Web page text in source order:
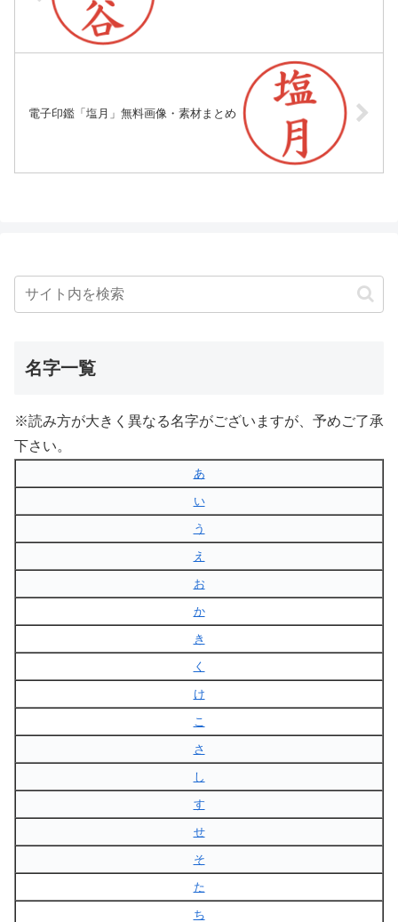
電子印鑑「塩月」無料画像・素材まとめ
名字一覧
※読み方が大きく異なる名字がございますが、予めご了承
下さい。
あ
い
う
え
お
か
き
く
け
こ
さ
し
す
せ
そ
た
ち